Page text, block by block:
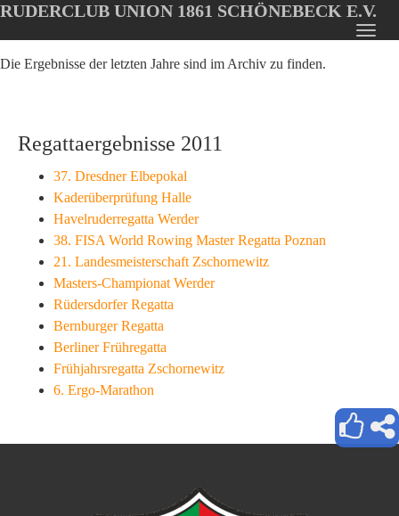
Oops, an error occurred! Code: 20260807152109b5da9bfc
to
RUDERCLUB UNION 1861 SCHÖNEBECK E.V.
Die Ergebnisse der letzten Jahre sind im Archiv zu finden.
Regattaergebnisse 2011
37. Dresdner Elbepokal
Kaderüberprüfung Halle
Havelruderregatta Werder
38. FISA World Rowing Master Regatta Poznan
21. Landesmeisterschaft Zschornewitz
Masters-Championat Werder
Rüdersdorfer Regatta
Bernburger Regatta
Berliner Frühregatta
Frühjahrsregatta Zschornewitz
6. Ergo-Marathon